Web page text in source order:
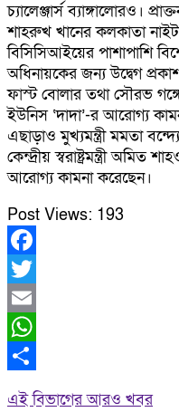
চ্যালেঞ্জার্স ব্যাঙ্গালোরও।
শাহরুখ খানের কলকাতা নাইট
বিসিসিআইয়ের পাশাপাশি
অধিনায়কের জন্য উদ্বেগ
ফাস্ট বোলার তথা সৌরভ
ইউনিস ‘দাদা’-র আরোগ্য
এছাড়াও মুখ্যমন্ত্রী মমতা
কেন্দ্রীয় স্বরাষ্ট্রমন্ত্রী
আরোগ্য কামনা করেছেন।
Post Views: 193
Facebook
Twitter
Email
WhatsApp
এই বিভাগের আরও খবর